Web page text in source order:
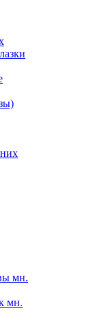
мн.
мн.